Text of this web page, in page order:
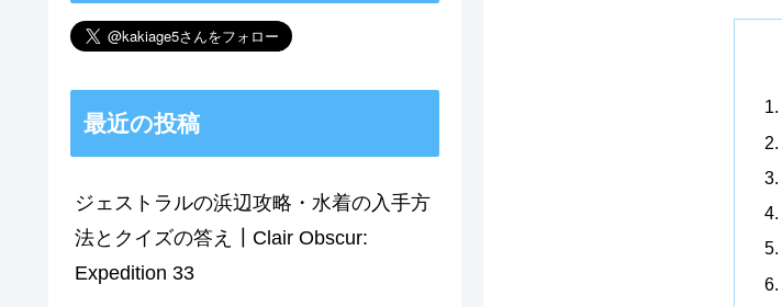
最近の投稿
ジェストラルの浜辺攻略・水着の入手方
法とクイズの答え┃Clair Obscur:
Expedition 33